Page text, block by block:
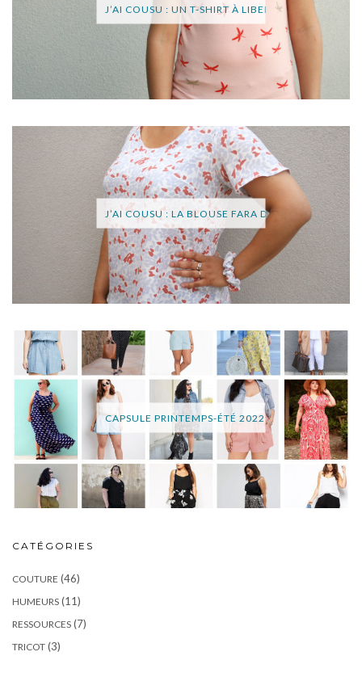
J’AI COUSU : UN T-SHIRT À LIBELLULES (OTTOBRE
J’AI COUSU : LA BLOUSE FARA DE SOPHIE DENYS
CAPSULE PRINTEMPS-ÉTÉ 2022
CATÉGORIES
COUTURE (46)
HUMEURS (11)
RESSOURCES (7)
TRICOT (3)